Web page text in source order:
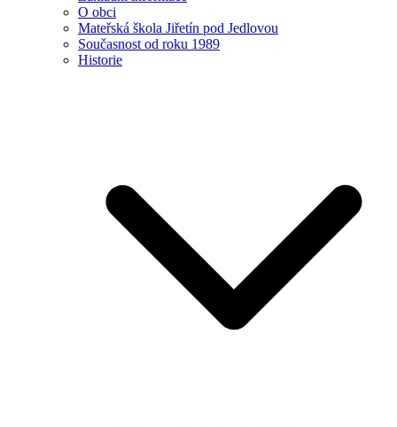
O obci
Mateřská škola Jiřetín pod Jedlovou
Současnost od roku 1989
Historie